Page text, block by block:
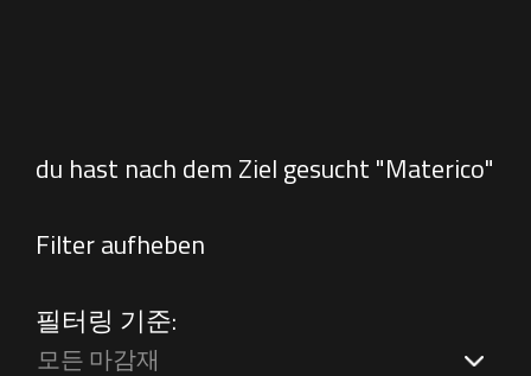
du hast nach dem Ziel gesucht "Materico"
Filter aufheben
필터링 기준:
모든 마감재